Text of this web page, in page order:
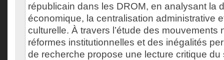
républicain dans les DROM, en analysant la
économique, la centralisation administrative
culturelle. À travers l’étude des mouvements
réformes institutionnelles et des inégalités
de recherche propose une lecture critique du